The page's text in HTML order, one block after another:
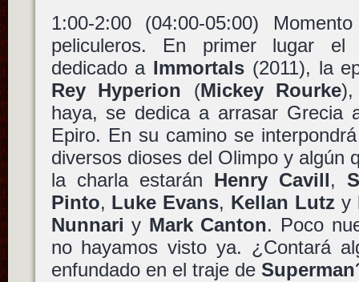
1:00-2:00 (04:00-05:00)
peliculeros. En primer lugar
dedicado a Immortals (2011), la
Rey Hyperion (Mickey Rourke),
haya, se dedica a arrasar Grecia
Epiro. En su camino se
diversos dioses del Olimpo y algún
la charla estarán Henry Cavill,
Pinto, Luke Evans, Kellan Lutz y
Nunnari y Mark Canton. Poco
no hayamos visto ya. ¿Contará
enfundado en el traje de Superman